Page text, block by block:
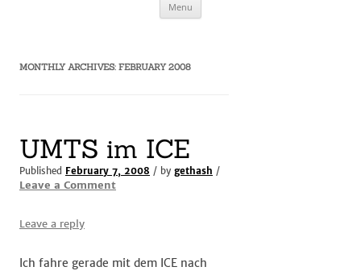
Menu
MONTHLY ARCHIVES: FEBRUARY 2008
UMTS im ICE
Published February 7, 2008 / by gethash /
Leave a Comment
Leave a reply
Ich fahre gerade mit dem ICE nach